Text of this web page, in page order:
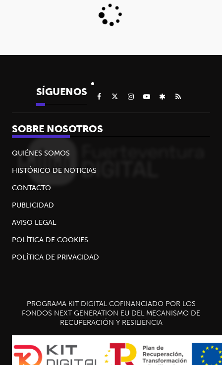
SÍGUENOS
SOBRE NOSOTROS
QUIÉNES SOMOS
HISTÓRICO DE NOTICIAS
CONTACTO
PUBLICIDAD
AVISO LEGAL
POLÍTICA DE COOKIES
POLÍTICA DE PRIVACIDAD
PROGRAMA KIT DIGITAL COFINANCIADO POR LOS
FONDOS NEXT GENERATION EU DEL MECANISMO DE
RECUPERACIÓN Y RESILIENCIA